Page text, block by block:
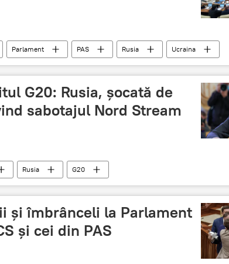
Parlament PAS Rusia Ucraina
G20: Rusia, șocată de
sabotajul Nord Stream
Rusia G20
și îmbrânceli la Parlament
și cei din PAS